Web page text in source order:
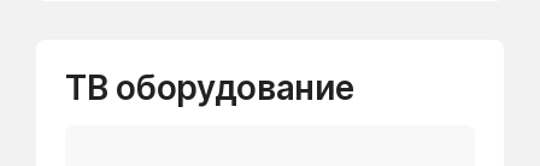
ТВ оборудование